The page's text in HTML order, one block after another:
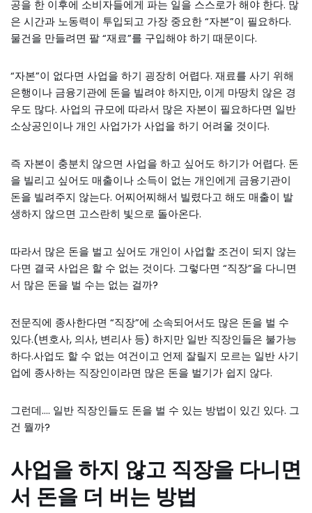
공을 한 이후에 소비자들에게 파는 일을 스스로가 해야 한다. 많
은 시간과 노동력이 투입되고 가장 중요한 “자본”이 필요하다.
물건을 만들려면 팔 “재료”를 구입해야 하기 때문이다.
“자본”이 없다면 사업을 하기 굉장히 어렵다. 재료를 사기 위해
은행이나 금융기관에 돈을 빌려야 하지만, 이게 마땅치 않은 경
우도 많다. 사업의 규모에 따라서 많은 자본이 필요하다면 일반
소상공인이나 개인 사업가가 사업을 하기 어려울 것이다.
즉 자본이 충분치 않으면 사업을 하고 싶어도 하기가 어렵다. 돈
을 빌리고 싶어도 매출이나 소득이 없는 개인에게 금융기관이
돈을 빌려주지 않는다. 어찌어찌해서 빌렸다고 해도 매출이 발
생하지 않으면 고스란히 빛으로 돌아온다.
따라서 많은 돈을 벌고 싶어도 개인이 사업할 조건이 되지 않는
다면 결국 사업은 할 수 없는 것이다. 그렇다면 “직장”을 다니면
서 많은 돈을 벌 수는 없는 걸까?
전문직에 종사한다면 “직장”에 소속되어서도 많은 돈을 벌 수
있다.(변호사, 의사, 변리사 등) 하지만 일반 직장인들은 불가능
하다.사업도 할 수 없는 여건이고 언제 잘릴지 모르는 일반 사기
업에 종사하는 직장인이라면 많은 돈을 벌기가 쉽지 않다.
그런데…. 일반 직장인들도 돈을 벌 수 있는 방법이 있긴 있다. 그
건 뭘까?
사업을 하지 않고 직장을 다니면
서 돈을 더 버는 방법